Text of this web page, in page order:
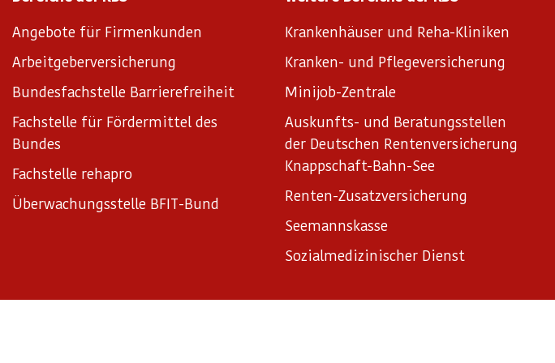
Angebote für Firmenkunden
Arbeitgeberversicherung
Bundesfachstelle Barrierefreiheit
Fachstelle für Fördermittel des
Bundes
Fachstelle rehapro
Überwachungsstelle BFIT-Bund
Krankenhäuser und Reha-Kliniken
Kranken- und Pflegeversicherung
Minijob-Zentrale
Auskunfts- und Beratungsstellen
der Deutschen Rentenversicherung
Knappschaft-Bahn-See
Renten-Zusatzversicherung
Seemannskasse
Sozialmedizinischer Dienst